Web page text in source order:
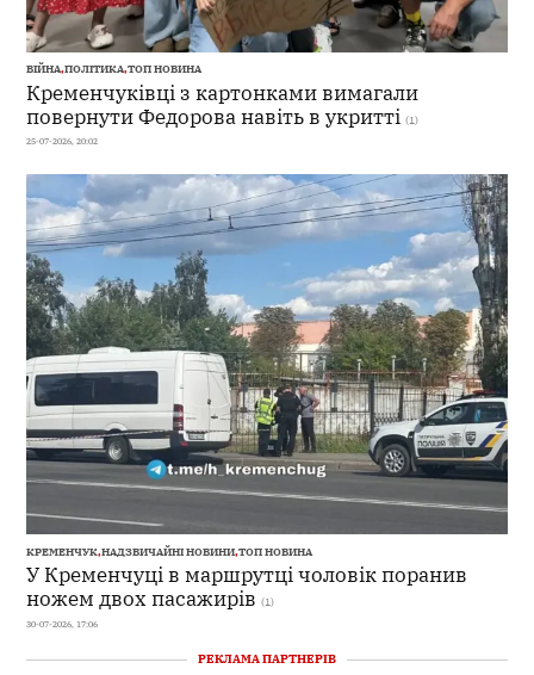
ВІЙНА,ПОЛІТИКА,ТОП НОВИНА
Кременчуківці з картонками вимагали
повернути Федорова навіть в укритті (1)
25-07-2026, 20:02
КРЕМЕНЧУК,НАДЗВИЧАЙНІ НОВИНИ,ТОП НОВИНА
У Кременчуці в маршрутці чоловік поранив
ножем двох пасажирів (1)
30-07-2026, 17:06
РЕКЛАМА ПАРТНЕРІВ